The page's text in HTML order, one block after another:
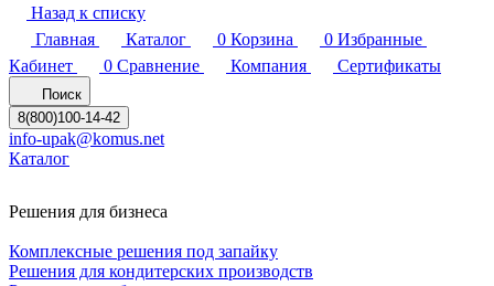
Назад к списку
Главная
Каталог 0 Корзина 0 Избранные
Кабинет
0 Сравнение Компания Сертификаты
Поиск
8(800)100-14-42
info-upak@komus.net
Каталог
Решения для бизнеса
Комплексные решения под запайку
Решения для кондитерских производств